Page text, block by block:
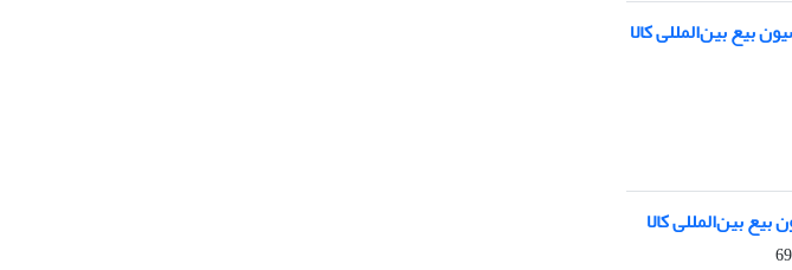
بیع بین‌المللی کالا
بین‌المللی کالا